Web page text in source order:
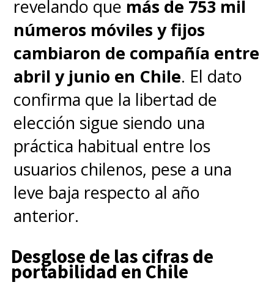
del mundo, siendo ícono en IA y
teniendo unacapitalización en
el mercado de 5 billones de
dólares(aproximadamente
unos 4.452.350.000 pesos
chilenos).
revelando que más de 753 mil
números móviles y fijos
cambiaron de compañía entre
abril y junio en Chile. El dato
confirma que la libertad de
elección sigue siendo una
práctica habitual entre los
usuarios chilenos, pese a una
leve baja respecto al año
anterior.
Desglose de las cifras de
portabilidad en Chile